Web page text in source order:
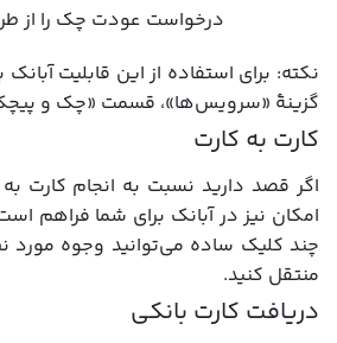
درخواست عودت چک را از
نکته: برای استفاده از این قابلیت
گزینۀ «سرویس‌ها»، قسمت «چک و
کارت به کارت
اگر قصد دارید نسبت به انجام کارت به
امکان نیز در آبانک برای شما فراهم
چند کلیک ساده می‌توانید وجوه مورد
منتقل کنید.
دریافت کارت بانکی